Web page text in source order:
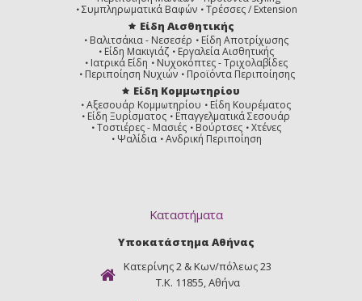
Συμπληρωματικά Βαφών
Τρέσσες / Extension
Είδη Αισθητικής
Βαλιτσάκια - Νεσεσέρ
Είδη Αποτρίχωσης
Είδη Μακιγιάζ
Εργαλεία Αισθητικής
Ιατρικά Είδη
Νυχοκόπτες - Τριχολαβίδες
Περιποίηση Νυχιών
Προϊόντα Περιποίησης
Είδη Κομμωτηρίου
Αξεσουάρ Κομμωτηρίου
Είδη Κουρέματος
Είδη Ξυρίσματος
Επαγγελματικά Σεσουάρ
Τοστιέρες - Μασιές
Βούρτσες
Χτένες
Ψαλίδια
Ανδρική Περιποίηση
Καταστήματα
Υποκατάστημα Αθήνας
Κατερίνης 2 & Κων/πόλεως 23
Τ.Κ. 11855, Αθήνα